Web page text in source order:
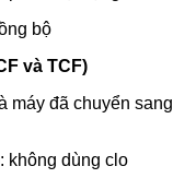
bộ
và TCF)
máy đã chuyển sang
không dùng clo